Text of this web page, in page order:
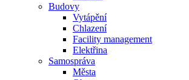
Budovy
Vytápění
Chlazení
Facility management
Elektřina
Samospráva
Města